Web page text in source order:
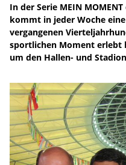
In der Serie MEIN
kommt in jeder Woche
vergangenen
sportlichen Moment erlebt
um den Hallen- und